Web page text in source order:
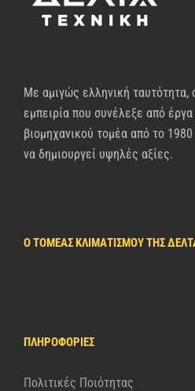
Με αμιγώς ελληνική ταυτότητα,
εμπειρία που συνέλεξε από
βιομηχανικού τομέα από το 1980
να δημιουργεί υψηλές αξίες.
Ο ΤΟΜΈΑΣ ΚΛΙΜΑΤΙΣΜΟΎ ΤΗΣ ΔΈΛΤΑ
ΠΛΗΡΟΦΟΡΊΕΣ
Πολιτικές Ποιότητας